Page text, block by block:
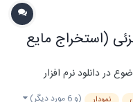
(استخراج مایع
دردانلود نرم افزار
(و 6 مورد دیگر)